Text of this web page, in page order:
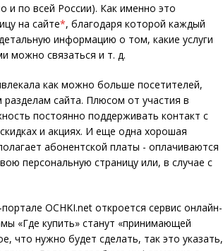
и по всей России). Как именно это
на сайте*, благодаря которой каждый
информацию о том, какие услуги
можно связаться и т. д.
как можно больше посетителей,
сайта. Плюсом от участия в
постоянно поддерживать контакт с
и акциях. И еще одна хорошая
абонентской платы - оплачиваются
персональную страницу или, в случае с
OCHKI.net откроется сервис онлайн-
«Где купить» станут «принимающей
что нужно будет сделать, так это указать,